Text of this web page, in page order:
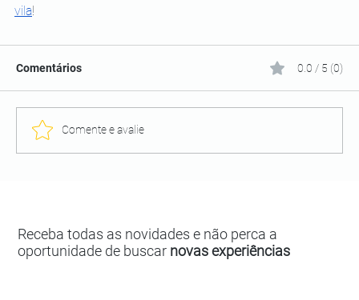
vila!
Comentários 0.0 / 5 (0)
Comente e avalie
Receba todas as novidades e não perca a
oportunidade de buscar novas experiências